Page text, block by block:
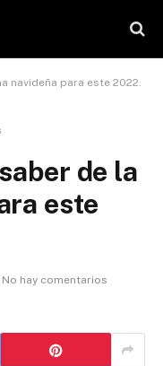
navideña para este 2022.
de la
este
No hay comentarios